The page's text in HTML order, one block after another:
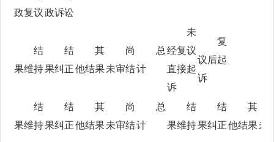
政复议政诉讼
结
果维持
结
果纠正
其
他结果
尚
未审结
总
计
未
经复议
直接起
诉
复
议后起
诉
结
果维持
结
果纠正
其
他结果
尚
未审结
总
计
结
果维持
结
果纠正
其
他结果未